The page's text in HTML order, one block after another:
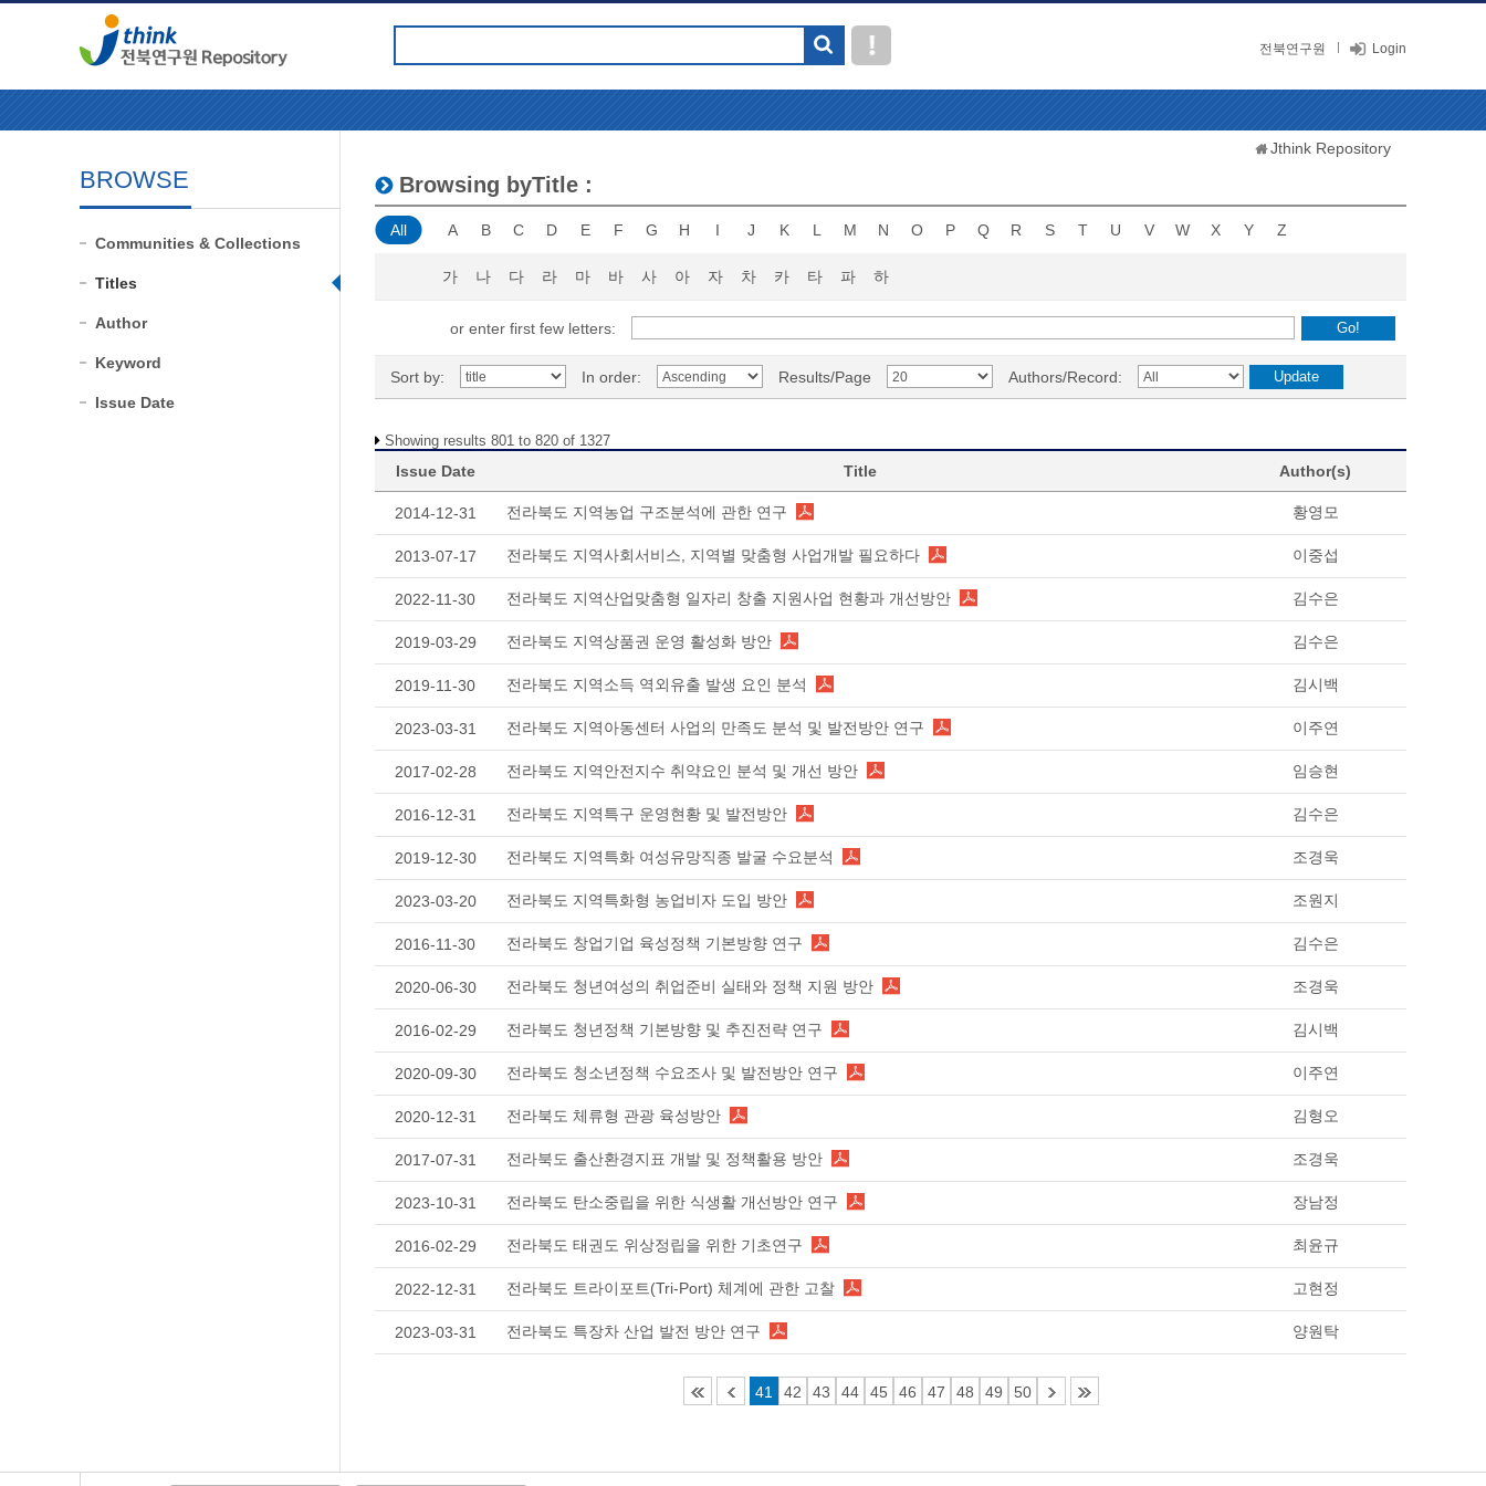
전북연구원 Login
BROWSE
Communities & Collections
Titles
Author
Keyword
Issue Date
Jthink Repository
Browsing byTitle :
All A B C D E F G H I J K L M N O P Q R S T U V W X Y Z
가 나 다 라 마 바 사 아 자 차 카 타 파 하
or enter first few letters:
Sort by: In order: Results/Page Authors/Record:
Showing results 801 to 820 of 1327
Issue Date Title Author(s)
2014-12-31 전라북도 지역농업 구조분석에 관한 연구 황영모
2013-07-17 전라북도 지역사회서비스, 지역별 맞춤형 사업개발 필요하다 이중섭
2022-11-30 전라북도 지역산업맞춤형 일자리 창출 지원사업 현황과 개선방안 김수은
2019-03-29 전라북도 지역상품권 운영 활성화 방안 김수은
2019-11-30 전라북도 지역소득 역외유출 발생 요인 분석 김시백
2023-03-31 전라북도 지역아동센터 사업의 만족도 분석 및 발전방안 연구 이주연
2017-02-28 전라북도 지역안전지수 취약요인 분석 및 개선 방안 임승현
2016-12-31 전라북도 지역특구 운영현황 및 발전방안 김수은
2019-12-30 전라북도 지역특화 여성유망직종 발굴 수요분석 조경욱
2023-03-20 전라북도 지역특화형 농업비자 도입 방안 조원지
2016-11-30 전라북도 창업기업 육성정책 기본방향 연구 김수은
2020-06-30 전라북도 청년여성의 취업준비 실태와 정책 지원 방안 조경욱
2016-02-29 전라북도 청년정책 기본방향 및 추진전략 연구 김시백
2020-09-30 전라북도 청소년정책 수요조사 및 발전방안 연구 이주연
2020-12-31 전라북도 체류형 관광 육성방안 김형오
2017-07-31 전라북도 출산환경지표 개발 및 정책활용 방안 조경욱
2023-10-31 전라북도 탄소중립을 위한 식생활 개선방안 연구 장남정
2016-02-29 전라북도 태권도 위상정립을 위한 기초연구 최윤규
2022-12-31 전라북도 트라이포트(Tri-Port) 체계에 관한 고찰 고현정
2023-03-31 전라북도 특장차 산업 발전 방안 연구 양원탁
41 42 43 44 45 46 47 48 49 50